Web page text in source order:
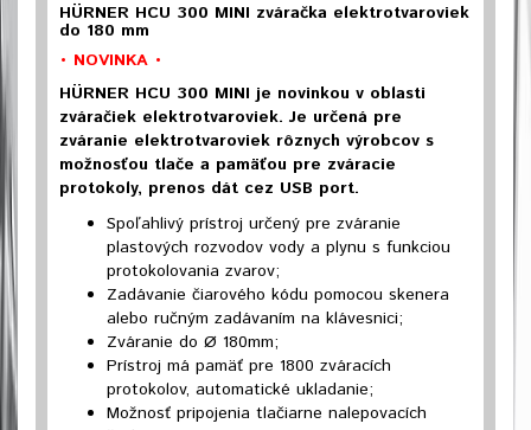
HÜRNER HCU 300 MINI zváračka elektrotvaroviek
do 180 mm
• NOVINKA •
HÜRNER HCU 300 MINI je novinkou v oblasti
zváračiek elektrotvaroviek. Je určená pre
zváranie elektrotvaroviek rôznych výrobcov s
možnosťou tlače a pamäťou pre zváracie
protokoly, prenos dát cez USB port.
Spoľahlivý prístroj určený pre zváranie
plastových rozvodov vody a plynu s funkciou
protokolovania zvarov;
Zadávanie čiarového kódu pomocou skenera
alebo ručným zadávaním na klávesnici;
Zváranie do Ø 180mm;
Prístroj má pamäť pre 1800 zváracích
protokolov, automatické ukladanie;
Možnosť pripojenia tlačiarne nalepovacích